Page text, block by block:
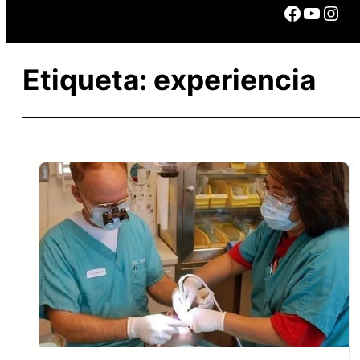
Facebook
Etiqueta: experiencia